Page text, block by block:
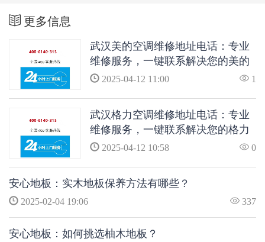
更多信息
武汉美的空调维修地址电话：专业
维修服务，一键联系解决您的美的
空调问题
2025-04-12 11:00 1
武汉格力空调维修地址电话：专业
维修服务，一键联系解决您的格力
空调问题
2025-04-12 10:58 0
安心地板：实木地板保养方法有哪些？
2025-02-04 19:06 337
安心地板：如何挑选柚木地板？